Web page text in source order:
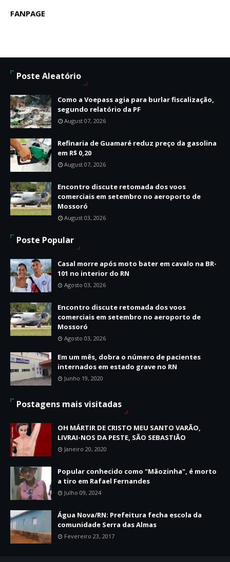
FANPAGE
Poste Aleatório
Como a Voepass agia para burlar fiscalização,
segundo relatório da PF
August 07, 2026
Refinaria de Guamaré reduz preço da gasolina
em R$ 0,20
August 07, 2026
Encontro discute retomada dos voos
comerciais em setembro no aeroporto de
Mossoró
August 03, 2026
Poste Popular
Casal morre após moto bater em cavalo na BR-
101 no interior do RN
Agosto 03, 2026
Encontro discute retomada dos voos
comerciais em setembro no aeroporto de
Mossoró
Agosto 03, 2026
Em um mês, dobra o número de pacientes
internados em estado grave no RN
Junho 19, 2020
Postagens mais visitadas
OH MÁRTIR DE CRISTO MEU SANTO VARÃO,
LIVRAI-NOS DA PESTE, SÃO SEBASTIÃO
Janeiro 20, 2020
Popular conhecido como "Mãozinha", é morto
a tiro em Rafael Fernandes
Julho 09, 2024
Água Nova/RN: Prefeitura fecha escola da
comunidade Serra das Almas
Fevereiro 23, 2017